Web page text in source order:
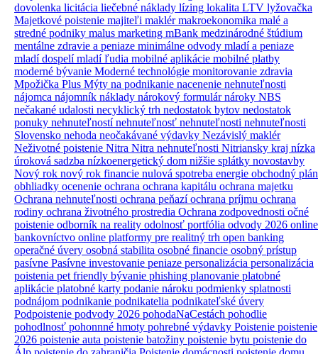
dovolenka licitácia liečebné náklady lízing lokalita LTV lyžovačka
Majetkové poistenie majiteľi maklérmakroekonomika malé a
stredné podniky malus marketing mBank medzinárodné štúdium
mentálne zdravie a peniaze minimálne odvody mladí a peniaze
mladí dospelímladí ľudia mobilné aplikácie mobilné platby
moderné bývanie Moderné technológie monitorovanie zdravia
Mpožička Plus Mýty na podnikanie nacenenie nehnuteľnosti
nájomca nájomník náklady nárokový formulárnároky NBS
nečakané udalosti necyklický trh nedostatok bytov nedostatok
ponuky nehnuteľnostínehnuteľnosť nehnuteľnosti nehnuteľnosti
Slovensko nehoda neočakávané výdavky Nezávislý maklér
Neživotné poistenie Nitra Nitra nehnuteľnosti Nitriansky kraj nízka
úroková sadzba nízkoenergetický dom nižšie splátky novostavby
Nový rok nový rok financie nulová spotreba energie obchodný plán
obhliadky ocenenie ochrana ochrana kapitálu ochrana majetku
Ochrana nehnuteľnosti ochrana peňazíochrana príjmu ochrana
rodiny ochrana životného prostredia Ochrana zodpovednosti očné
poistenie odborník na reality odolnosť portfólia odvody 2026 online
bankovníctvo online platformy pre realitný trh open banking
operačné úvery osobná stabilita osobné financie osobný prístup
pasívne Pasívne investovanie peniaze personalizácia personalizácia
poistenia pet friendly bývanie phishing planovanie platobné
aplikácie platobné karty podanie nároku podmienky splatnosti
podnájom podnikanie podnikatelia podnikateľské úvery
Podpoistenie podvody 2026 pohodaNaCestách pohodlie
pohodlnosť pohonnné hmoty pohrebné výdavky Poistenie poistenie
2026 poistenie auta poistenie batožiny poistenie bytu poistenie do